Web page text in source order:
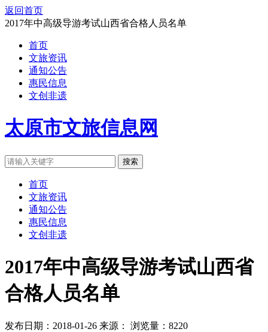
返回首页
2017年中高级导游考试山西省合格人员名单
首页
文旅资讯
通知公告
惠民信息
文创非遗
太原市文旅信息网
搜索
首页
文旅资讯
通知公告
惠民信息
文创非遗
2017年中高级导游考试山西省
合格人员名单
发布日期：2018-01-26 来源：
浏览量：8220